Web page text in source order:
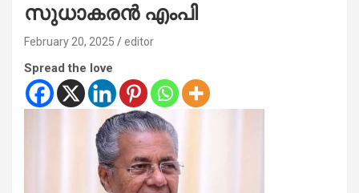
സുധാകരന്‍ എംപി
February 20, 2025 editor
Spread the love